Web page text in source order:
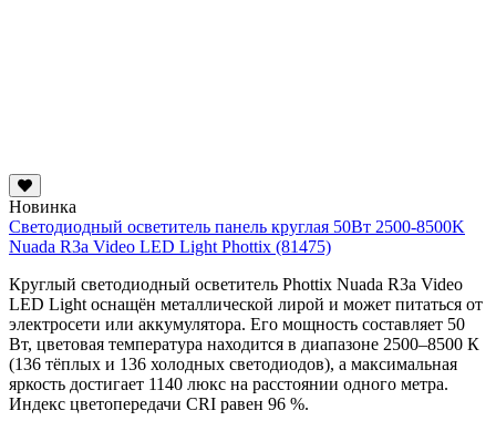
Новинка
Светодиодный осветитель панель круглая 50Вт 2500-8500K
Nuada R3a Video LED Light Phottix (81475)
Круглый светодиодный осветитель Phottix Nuada R3a Video
LED Light оснащён металлической лирой и может питаться от
электросети или аккумулятора. Его мощность составляет 50
Вт, цветовая температура находится в диапазоне 2500–8500 К
(136 тёплых и 136 холодных светодиодов), а максимальная
яркость достигает 1140 люкс на расстоянии одного метра.
Индекс цветопередачи CRI равен 96 %.